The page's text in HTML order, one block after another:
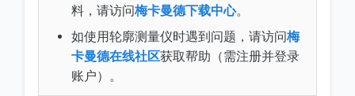
料，请访问梅卡曼德下载中心。
如使用轮廓测量仪时遇到问题，请访问梅
卡曼德在线社区获取帮助（需注册并登录
账户）。